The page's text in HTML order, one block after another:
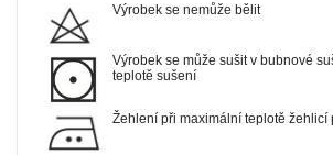
Výrobek se nemůže bělit
Výrobek se může sušit v bubnové
teplotě sušení
Žehlení při maximální teplotě žehlicí